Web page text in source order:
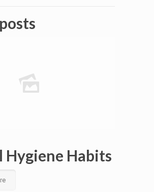
Hygiene Habits